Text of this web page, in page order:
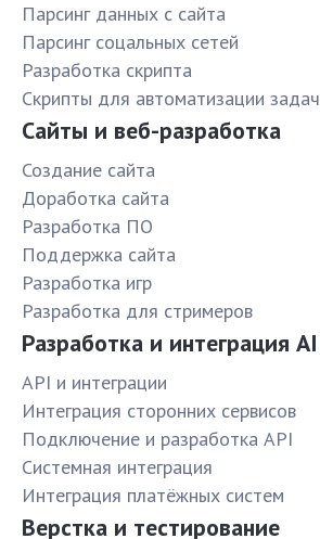
Парсинг данных с сайта
Парсинг соцальных сетей
Разработка скрипта
Скрипты для автоматизации задач
Сайты и веб-разработка
Создание сайта
Доработка сайта
Разработка ПО
Поддержка сайта
Разработка игр
Разработка для стримеров
Разработка и интеграция AI
API и интеграции
Интеграция сторонних сервисов
Подключение и разработка API
Системная интеграция
Интеграция платёжных систем
Верстка и тестирование